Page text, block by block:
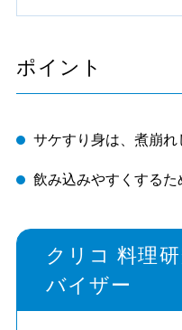
ポイント
サケすり身は、煮崩れ
飲み込みやすくするた
クリコ 料理
バイザー